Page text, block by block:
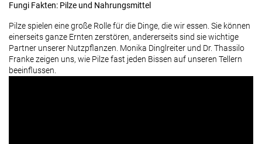
Fungi Fakten: Pilze und Nahrungsmittel
Pilze spielen eine große Rolle für die Dinge, die wir essen. Sie können
einerseits ganze Ernten zerstören, andererseits sind sie wichtige
Partner unserer Nutzpflanzen. Monika Dinglreiter und Dr. Thassilo
Franke zeigen uns, wie Pilze fast jeden Bissen auf unseren Tellern
beeinflussen.